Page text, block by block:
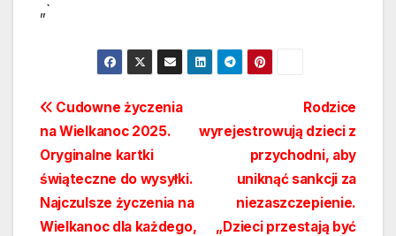
„`
Nawigacja
wpisu
Rodzice
wyrejestrowują dzieci z
przychodni, aby
uniknąć sankcji za
niezaszczepienie.
„Dzieci przestają być
Cudowne życzenia
na Wielkanoc 2025.
Oryginalne kartki
świąteczne do wysyłki.
Najczulsze życzenia na
Wielkanoc dla każdego,